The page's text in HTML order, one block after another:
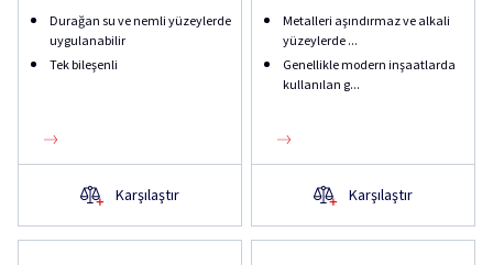
Durağan su ve nemli yüzeylerde
uygulanabilir
Tek bileşenli
Karşılaştır
Metalleri aşındırmaz ve alkali
yüzeylerde ...
Genellikle modern inşaatlarda
kullanılan g...
Karşılaştır